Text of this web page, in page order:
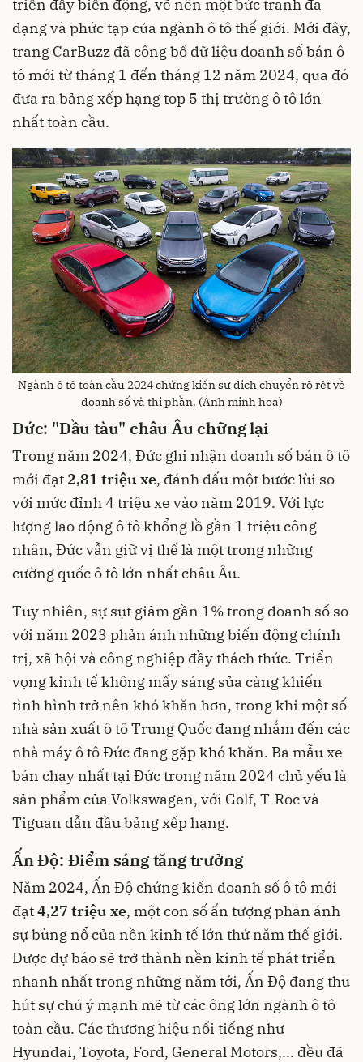
triển đầy biến động, vẽ nên một bức tranh đa
dạng và phức tạp của ngành ô tô thế giới. Mới đây,
trang CarBuzz đã công bố dữ liệu doanh số bán ô
tô mới từ tháng 1 đến tháng 12 năm 2024, qua đó
đưa ra bảng xếp hạng top 5 thị trường ô tô lớn
nhất toàn cầu.
Ngành ô tô toàn cầu 2024 chứng kiến sự dịch chuyển rõ rệt về
doanh số và thị phần. (Ảnh minh họa)
Đức: "Đầu tàu" châu Âu chững lại
Trong năm 2024, Đức ghi nhận doanh số bán ô tô
mới đạt 2,81 triệu xe, đánh dấu một bước lùi so
với mức đỉnh 4 triệu xe vào năm 2019. Với lực
lượng lao động ô tô khổng lồ gần 1 triệu công
nhân, Đức vẫn giữ vị thế là một trong những
cường quốc ô tô lớn nhất châu Âu.
Tuy nhiên, sự sụt giảm gần 1% trong doanh số so
với năm 2023 phản ánh những biến động chính
trị, xã hội và công nghiệp đầy thách thức. Triển
vọng kinh tế không mấy sáng sủa càng khiến
tình hình trở nên khó khăn hơn, trong khi một số
nhà sản xuất ô tô Trung Quốc đang nhắm đến các
nhà máy ô tô Đức đang gặp khó khăn. Ba mẫu xe
bán chạy nhất tại Đức trong năm 2024 chủ yếu là
sản phẩm của Volkswagen, với Golf, T-Roc và
Tiguan dẫn đầu bảng xếp hạng.
Ấn Độ: Điểm sáng tăng trưởng
Năm 2024, Ấn Độ chứng kiến doanh số ô tô mới
đạt4,27 triệu xe, một con số ấn tượng phản ánh
sự bùng nổ của nền kinh tế lớn thứ năm thế giới.
Được dự báo sẽ trở thành nền kinh tế phát triển
nhanh nhất trong những năm tới, Ấn Độ đang thu
hút sự chú ý mạnh mẽ từ các ông lớn ngành ô tô
toàn cầu. Các thương hiệu nổi tiếng như
Hyundai, Toyota, Ford, General Motors,... đều đã